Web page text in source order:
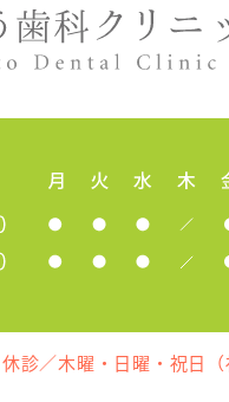
休診／木曜・日曜・祝日（